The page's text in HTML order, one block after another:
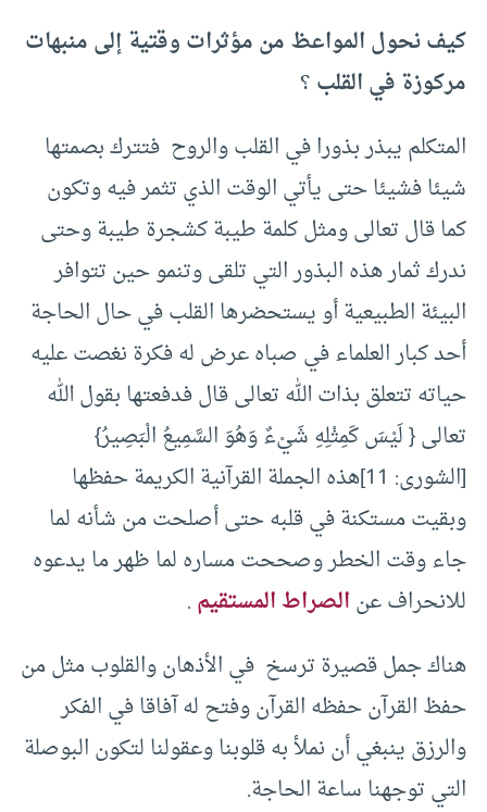
كيف نحول المواعظ من مؤثرات وقتية إلى منبهات
مركوزة في القلب؟
المتكلم يبذر بذورا في القلب والروح فتترك بصمتها
شيئا فشيئا حتى يأتي الوقت الذي تثمر فيه وتكون
كما قال تعالى ومثل كلمة طيبة كشجرة طيبة وحتى
ندرك ثمار هذه البذور التي تلقى وتنمو حين تتوافر
البيئة الطبيعية أو يستحضرها القلب في حال الحاجة
أحد كبار العلماء في صباه عرض له فكرة نغصت عليه
حياته تتعلق بذات الله تعالى قال فدفعتها بقول الله
تعالى { لَيْسَ كَمِثْلِهِ شَيْءٌ وَهُوَ السَّمِيعُ الْبَصِيرُ}
[الشورى: 11]هذه الجملة القرآنية الكريمة حفظها
وبقيت مستكنة في قلبه حتى أصلحت من شأنه لما
جاء وقت الخطر وصححت مساره لما ظهر ما يدعوه
للانحراف عنالصراط المستقيم.
هناك جمل قصيرة ترسخ في الأذهان والقلوب مثل من
حفظ القرآن حفظه القرآن وفتح له آفاقا في الفكر
والرزق ينبغي أن نملأ به قلوبنا وعقولنا لتكون البوصلة
التي توجهنا ساعة الحاجة.